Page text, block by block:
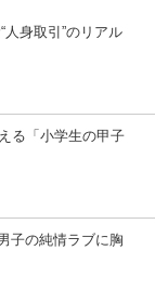
人身取引”のリアル
る「小学生の甲子
子の純情ラブに胸